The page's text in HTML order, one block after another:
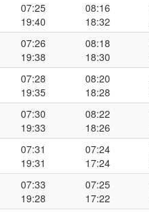
07:25
19:40
08:16
18:32
07:26
19:38
08:18
18:30
07:28
19:35
08:20
18:28
07:30
19:33
08:22
18:26
07:31
19:31
07:24
17:24
07:33
19:28
07:25
17:22